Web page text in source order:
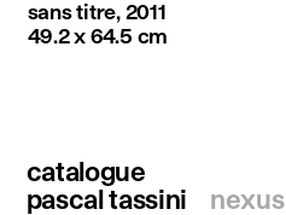
sans titre, 2011
49.2 x 64.5 cm
catalogue
pascal tassini
nexus